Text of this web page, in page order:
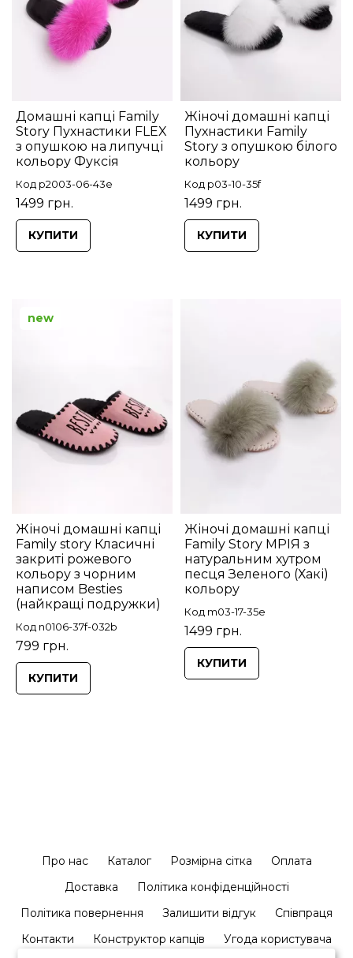
Домашні капці Family
Story Пухнастики FLEX
з опушкою на липучці
кольору Фуксія
Код p2003-06-43e
1499 грн.
КУПИТИ
Жіночі домашні капці
Пухнастики Family
Story з опушкою білого
кольору
Код p03-10-35f
1499 грн.
КУПИТИ
Жіночі домашні капці
Family story Класичні
закриті рожевого
кольору з чорним
написом Besties
(найкращі подружки)
Код n0106-37f-032b
799 грн.
new
КУПИТИ
Жіночі домашні капці
Family Story МРІЯ з
натуральним хутром
песця Зеленого (Хакі)
кольору
Код m03-17-35e
1499 грн.
КУПИТИ
Про нас Каталог Розмірна сітка
Оплата
Доставка
Політика конфіденційності
Політика повернення
Залишити відгук
Співпраця
Контакти
Конструктор капців Угода користувача